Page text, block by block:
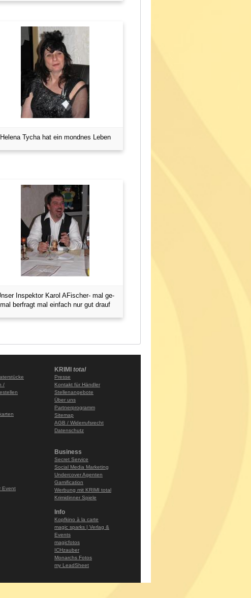
Helena Tycha hat ein mondnes Leben
Inspektor Karol AFischer- mal ge-
mal berfragt mal einfach nur gut drauf
/
Event
KRIMI total
Presse
Kontakt für Händler
Stellenangebote
Über uns
Partnerprogramm
Sitemap
AGB / Widerrufsrecht
Datenschutz
Business
Secret Service
Social Media Marketing
Undercover Agenten
Gamification
Werbung mit KRIMI total
Krimidinner Spiele
Info
Kopfkino à la carte
magic sparks | Verlag &
Events
magicfotos
ICHzauber
Monarchs Fotos
my LeadSheet